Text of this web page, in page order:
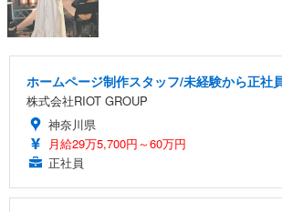
ホームページ制作スタッフ/未経験から正社
株式会社RIOT GROUP
神奈川県
月給29万5,700円～60万円
正社員